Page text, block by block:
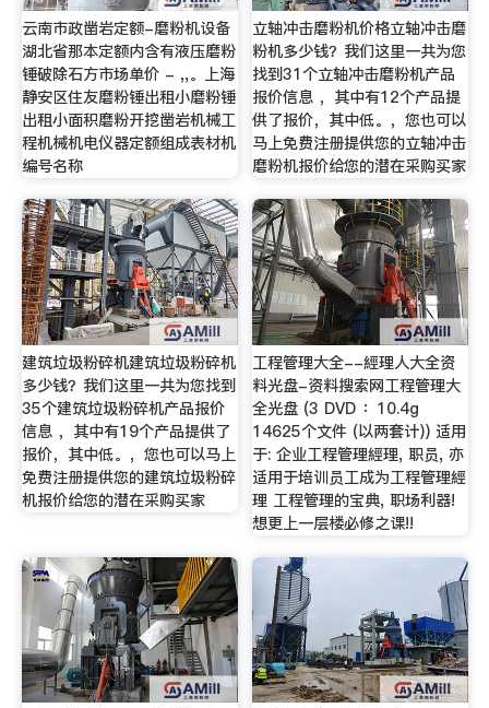
云南市政凿岩定额-磨粉机设备
湖北省那本定额内含有液压磨粉
锤破除石方市场单价 - ,,。上海
静安区住友磨粉锤出租小磨粉锤
出租小面积磨粉开挖凿岩机械工
程机械机电仪器定额组成表材机
编号名称
立轴冲击磨粉机价格立轴冲击磨
粉机多少钱？我们这里一共为您
找到31个立轴冲击磨粉机产品
报价信息 ，其中有12个产品提
供了报价，其中低。，您也可以
马上免费注册提供您的立轴冲击
磨粉机报价给您的潜在采购买家
建筑垃圾粉碎机建筑垃圾粉碎机
多少钱？我们这里一共为您找到
35个建筑垃圾粉碎机产品报价
信息 ，其中有19个产品提供了
报价，其中低。，您也可以马上
免费注册提供您的建筑垃圾粉碎
机报价给您的潜在采购买家
工程管理大全--經理人大全资
料光盘-资料搜索网工程管理大
全光盘 (3 DVD ：10.4g
14625个文件 (以两套计)) 适用
于: 企业工程管理經理, 职员, 亦
适用于培训员工成为工程管理經
理 工程管理的宝典, 职场利器!
想更上一层楼必修之课!!